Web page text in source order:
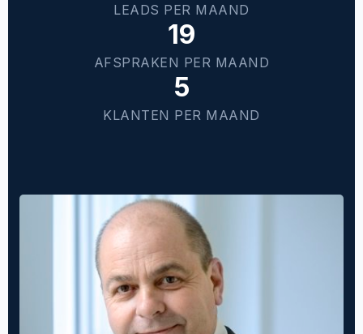
LEADS PER MAAND
19
AFSPRAKEN PER MAAND
5
KLANTEN PER MAAND